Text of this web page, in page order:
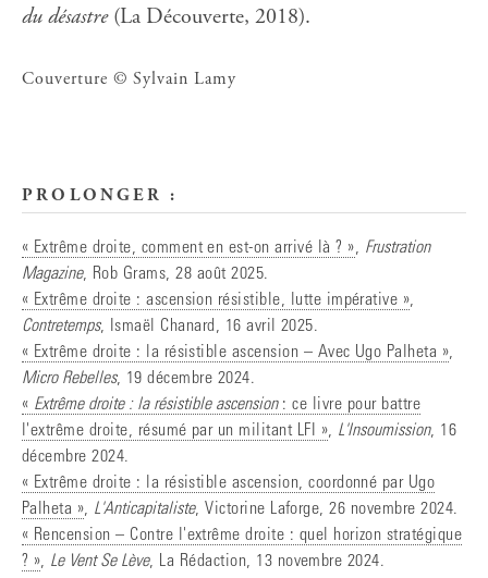
du désastre(La Découverte, 2018).
Couverture © Sylvain Lamy
PROLONGER :
« Extrême droite, comment en est-on arrivé là ? », Frustration
Magazine, Rob Grams, 28 août 2025.
« Extrême droite : ascension résistible, lutte impérative »,
Contretemps, Ismaël Chanard, 16 avril 2025.
« Extrême droite : la résistible ascension – Avec Ugo Palheta »,
Micro Rebelles, 19 décembre 2024.
« Extrême droite : la résistible ascension: ce livre pour battre
l'extrême droite, résumé par un militant LFI », L'Insoumission, 16
décembre 2024.
« Extrême droite : la résistible ascension, coordonné par Ugo
Palheta », L'Anticapitaliste, Victorine Laforge, 26 novembre 2024.
« Rencension – Contre l'extrême droite : quel horizon stratégique
? », Le Vent Se Lève, La Rédaction, 13 novembre 2024.